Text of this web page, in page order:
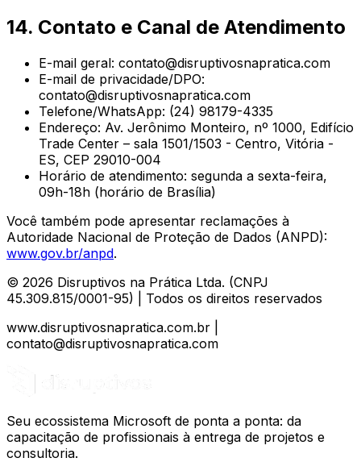
14. Contato e Canal de Atendimento
E-mail geral: contato@disruptivosnapratica.com
E-mail de privacidade/DPO:
contato@disruptivosnapratica.com
Telefone/WhatsApp: (24) 98179-4335
Endereço: Av. Jerônimo Monteiro, nº 1000, Edifício
Trade Center – sala 1501/1503 - Centro, Vitória -
ES, CEP 29010-004
Horário de atendimento: segunda a sexta-feira,
09h-18h (horário de Brasília)
Você também pode apresentar reclamações à
Autoridade Nacional de Proteção de Dados (ANPD):
www.gov.br/anpd.
© 2026 Disruptivos na Prática Ltda. (CNPJ
45.309.815/0001-95) | Todos os direitos reservados
www.disruptivosnapratica.com.br |
contato@disruptivosnapratica.com
Seu ecossistema Microsoft de ponta a ponta: da
capacitação de profissionais à entrega de projetos e
consultoria.